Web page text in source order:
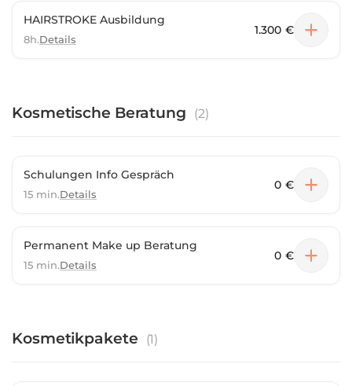
HAIRSTROKE Ausbildung
8h.Details
1.300 €
Kosmetische Beratung (2)
Schulungen Info Gespräch
15 min.Details
0 €
Permanent Make up Beratung
15 min.Details
0 €
Kosmetikpakete (1)